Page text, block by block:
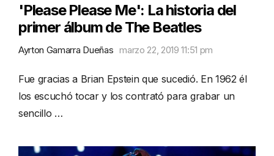
'Please Please Me': La historia del
primer álbum de The Beatles
Ayrton Gamarra Dueñas marzo 22, 2019 11:51 pm
Fue gracias a Brian Epstein que sucedió. En 1962 él
los escuchó tocar y los contrató para grabar un
sencillo …